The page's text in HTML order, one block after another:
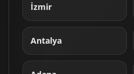
İzmir
Antalya